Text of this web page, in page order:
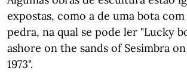
expostas, como a de uma bota
pedra, na qual se pode ler "Lucky
ashore on the sands of Sesimbra
1973".